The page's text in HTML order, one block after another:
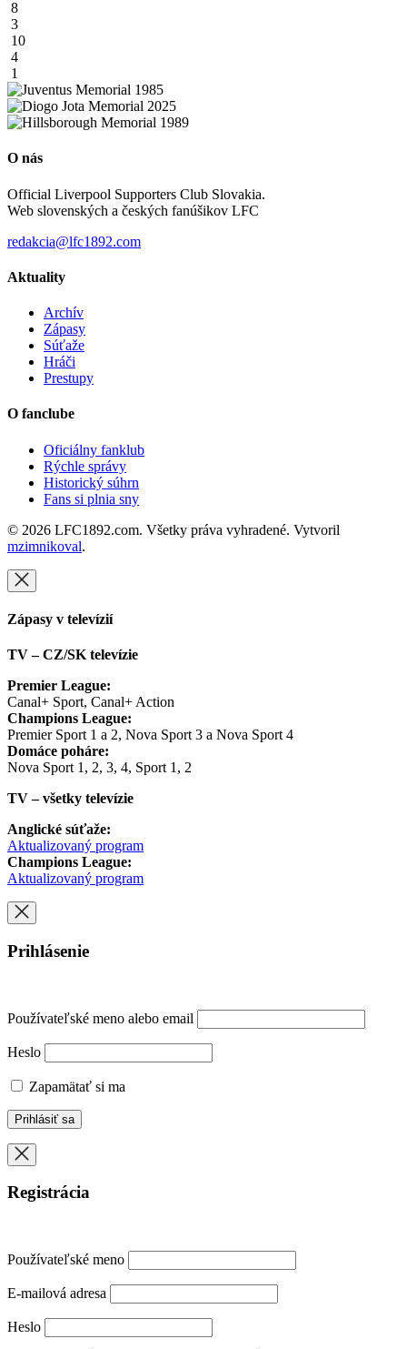
8
3
10
4
1
O nás
Official Liverpool Supporters Club Slovakia.
Web slovenských a českých fanúšikov LFC
redakcia@lfc1892.com
Aktuality
Archív
Zápasy
Súťaže
Hráči
Prestupy
O fanclube
Oficiálny fanklub
Rýchle správy
Historický súhrn
Fans si plnia sny
© 2026 LFC1892.com. Všetky práva vyhradené. Vytvoril
mzimnikoval.
Zápasy v televízií
TV – CZ/SK televízie
Premier League:
Canal+ Sport, Canal+ Action
Champions League:
Premier Sport 1 a 2, Nova Sport 3 a Nova Sport 4
Domáce poháre:
Nova Sport 1, 2, 3, 4, Sport 1, 2
TV – všetky televízie
Anglické súťaže:
Aktualizovaný program
Champions League:
Aktualizovaný program
Prihlásenie
Používateľské meno alebo email
Heslo
Zapamätať si ma
Registrácia
Používateľské meno
E-mailová adresa
Heslo